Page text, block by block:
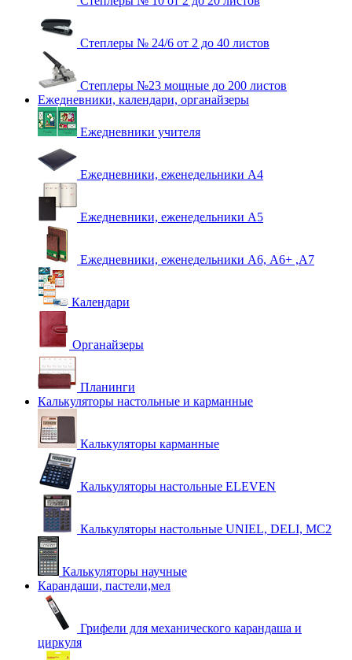
Степлеры № 24/6 от 2 до 40 листов
Степлеры №23 мощные до 200 листов
Ежедневники, календари, органайзеры
Ежедневники учителя
Ежедневники, еженедельники А4
Ежедневники, еженедельники А5
Ежедневники, еженедельники А6, А6+ ,А7
Календари
Органайзеры
Планинги
Калькуляторы настольные и карманные
Калькуляторы карманные
Калькуляторы настольные ELEVEN
Калькуляторы настольные UNIEL, DELI, MC2
Калькуляторы научные
Карандаши, пастели,мел
Грифели для механического карандаша и
циркуля